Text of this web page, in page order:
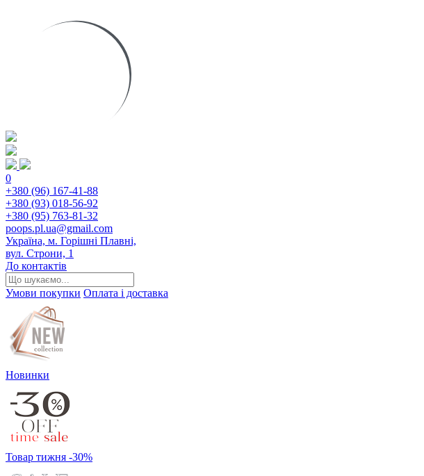
0
+380 (96) 167-41-88
+380 (93) 018-56-92
+380 (95) 763-81-32
poops.pl.ua@gmail.com
Україна, м. Горішні Плавні,
вул. Строни, 1
До контактів
Умови покупки Оплата і доставка
Новинки
Товар тижня -30%